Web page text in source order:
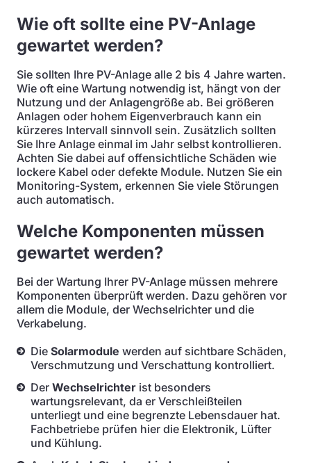
Wie oft sollte eine PV-Anlage
gewartet werden?
Sie sollten Ihre PV-Anlage alle 2 bis 4 Jahre warten.
Wie oft eine Wartung notwendig ist, hängt von der
Nutzung und der Anlagengröße ab. Bei größeren
Anlagen oder hohem Eigenverbrauch kann ein
kürzeres Intervall sinnvoll sein. Zusätzlich sollten
Sie Ihre Anlage einmal im Jahr selbst kontrollieren.
Achten Sie dabei auf offensichtliche Schäden wie
lockere Kabel oder defekte Module. Nutzen Sie ein
Monitoring-System, erkennen Sie viele Störungen
auch automatisch.
Welche Komponenten müssen
gewartet werden?
Bei der Wartung Ihrer PV-Anlage müssen mehrere
Komponenten überprüft werden. Dazu gehören vor
allem die Module, der Wechselrichter und die
Verkabelung.
Die Solarmodule werden auf sichtbare Schäden,
Verschmutzung und Verschattung kontrolliert.
Der Wechselrichter ist besonders
wartungsrelevant, da er Verschleißteilen
unterliegt und eine begrenzte Lebensdauer hat.
Fachbetriebe prüfen hier die Elektronik, Lüfter
und Kühlung.